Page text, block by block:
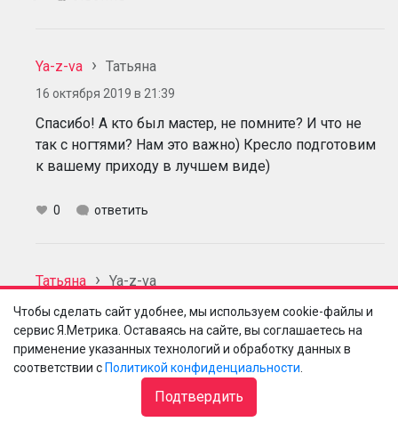
Ya-z-va Татьяна
16 октября 2019 в 21:39
Cпасибо! А кто был мастер, не помните? И что не
так с ногтями? Нам это важно) Кресло подготовим
к вашему приходу в лучшем виде)
0 ответить
Татьяна Ya-z-va
16 октября 2019 в 22:53
Яна, имя мастера, к сожалению, не запомнила. С
ногтями ничего особенного, просто кутикула не
очень аккуратно удалена и гель-лак неровно лежит
- при отрастании особенно заметно.
Чтобы сделать сайт удобнее, мы используем cookie-файлы и
сервис Я.Метрика. Оставаясь на сайте, вы соглашаетесь на
применение указанных технологий и обработку данных в
соответствии с Политикой конфиденциальности
Подтвердить